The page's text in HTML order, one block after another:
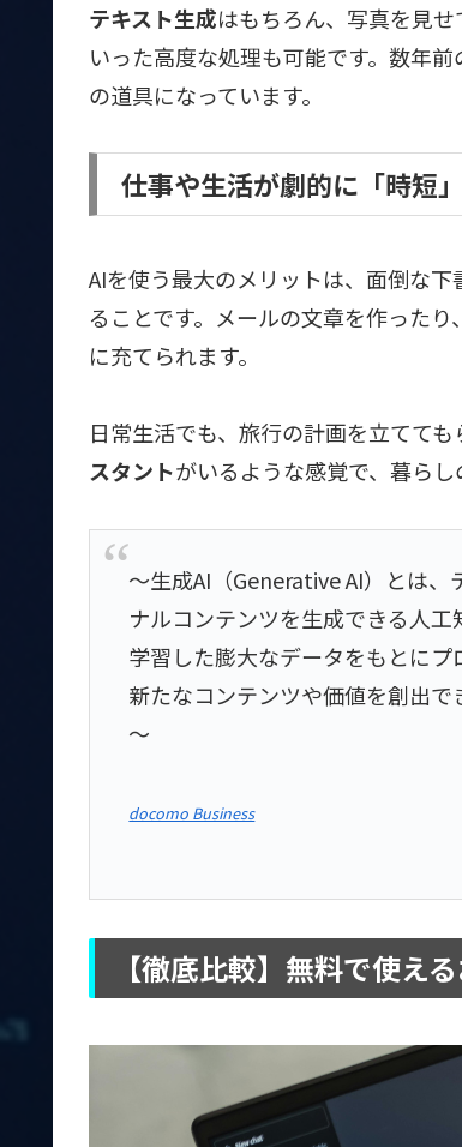
テキスト生成はもちろん、写真を見
いった高度な処理も可能です。数年
の道具になっています。
仕事や生活が劇的に「時短
AIを使う最大のメリットは、面倒な
ることです。メールの文章を作った
に充てられます。
日常生活でも、旅行の計画を立てて
スタントがいるような感覚で、暮ら
～生成AI（Generative AI）とは
ナルコンテンツを生成できる人工
学習した膨大なデータをもとにプ
新たなコンテンツや価値を創出で
～
docomo Business
【徹底比較】無料で使え